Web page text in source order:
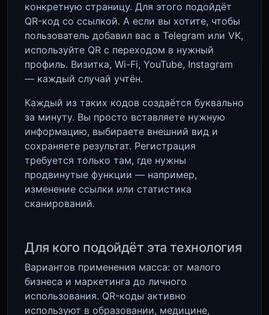
конкретную страницу. Для этого подойдёт
QR-код со ссылкой. А если вы хотите, чтобы
пользователь добавил вас в Telegram или VK,
используйте QR с переходом в нужный
профиль. Визитка, Wi-Fi, YouTube, Instagram
— каждый случай учтён.
Каждый из таких кодов создаётся буквально
за минуту. Вы просто вставляете нужную
информацию, выбираете внешний вид и
сохраняете результат. Регистрация
требуется только там, где нужны
продвинутые функции — например,
изменение ссылки или статистика
сканирований.
Для кого подойдёт эта технология
Вариантов применения масса: от малого
бизнеса и маркетинга до личного
использования. QR-коды активно
используют в образовании, медицине,